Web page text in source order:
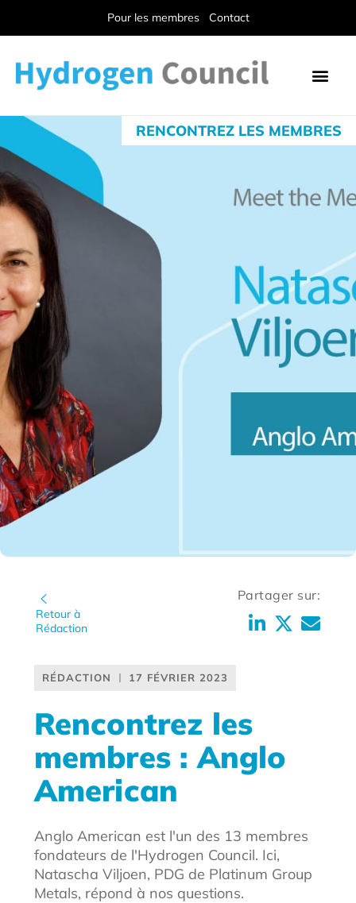
Pour les membres Contact
RENCONTREZ LES MEMBRES
Retour à
Rédaction
Partager sur:
RÉDACTION 17 FÉVRIER 2023
Rencontrez les
membres : Anglo
American
Anglo American est l'un des 13 membres
fondateurs de l'Hydrogen Council. Ici,
Natascha Viljoen, PDG de Platinum Group
Metals, répond à nos questions.